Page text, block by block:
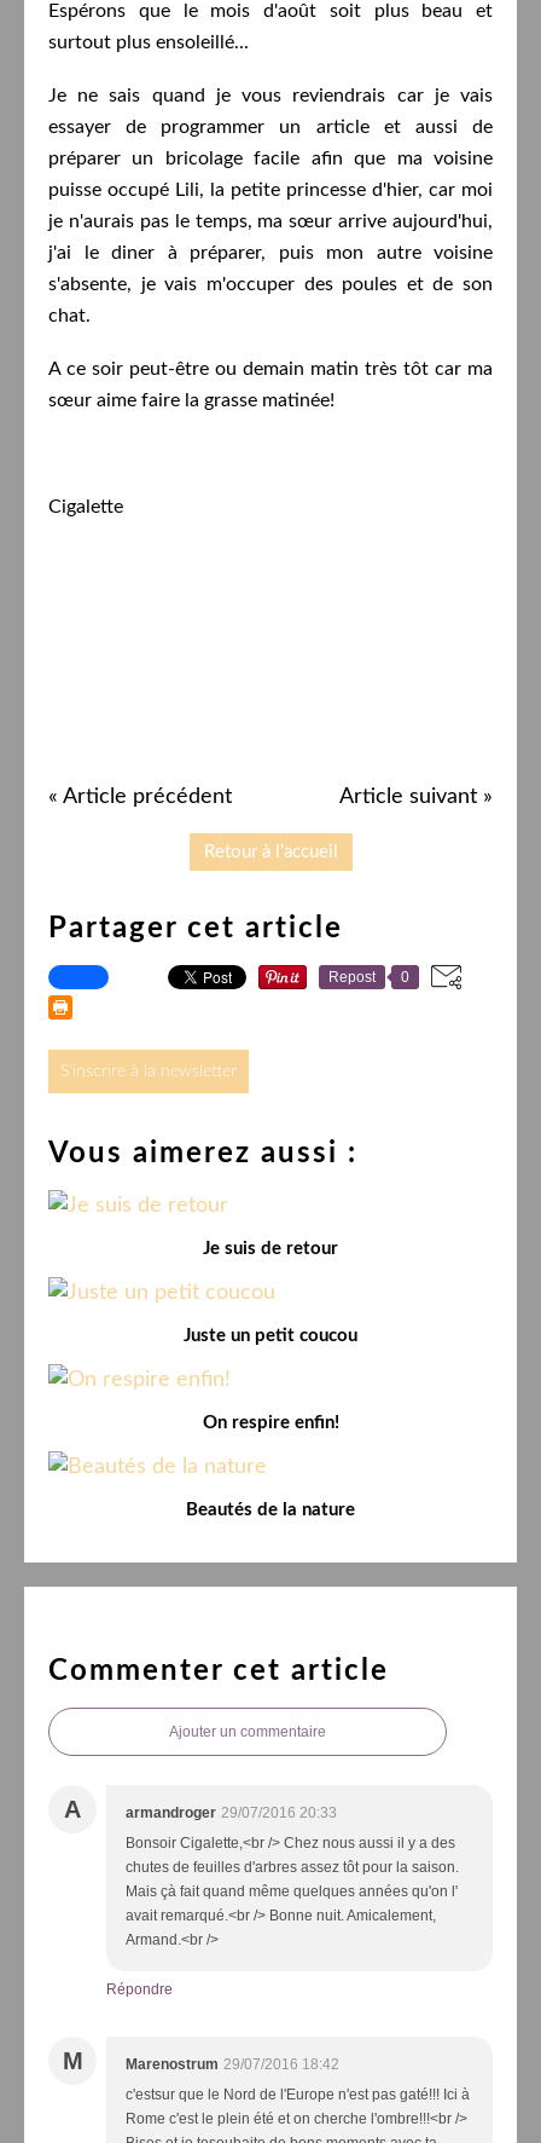
Espérons que le mois d'août soit plus beau et
surtout plus ensoleillé...
Je ne sais quand je vous reviendrais car je vais
essayer de programmer un article et aussi de
préparer un bricolage facile afin que ma voisine
puisse occupé Lili, la petite princesse d'hier, car moi
je n'aurais pas le temps, ma sœur arrive aujourd'hui,
j'ai le diner à préparer, puis mon autre voisine
s'absente, je vais m'occuper des poules et de son
chat.
A ce soir peut-être ou demain matin très tôt car ma
sœur aime faire la grasse matinée!
Cigalette
« Article précédent Article suivant »
Retour à l'accueil
Partager cet article
Repost 0
S'inscrire à la newsletter
Vous aimerez aussi :
Je suis de retour
Juste un petit coucou
On respire enfin!
Beautés de la nature
Commenter cet article
Ajouter un commentaire
A armandroger 29/07/2016 20:33
Bonsoir Cigalette,<br /> Chez nous aussi il y a des
chutes de feuilles d'arbres assez tôt pour la saison.
Mais çà fait quand même quelques années qu'on l'
avait remarqué.<br /> Bonne nuit. Amicalement,
Armand.<br />
Répondre
M Marenostrum 29/07/2016 18:42
c'estsur que le Nord de l'Europe n'est pas gaté!!! Ici à
Rome c'est le plein été et on cherche l'ombre!!!<br />